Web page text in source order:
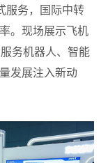
服务，国际中转
。现场展示飞机
务机器人、智能
发展注入新动